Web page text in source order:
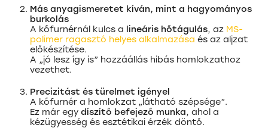
Más anyagismeretet kíván, mint a hagyományos
burkolás
A kőfurnérnál kulcs a lineáris hőtágulás, az MS-
polimer ragasztó helyes alkalmazása és az aljzat
előkészítése.
A „jó lesz így is” hozzáállás hibás homlokzathoz
vezethet.
Precizitást és türelmet igényel
A kőfurnér a homlokzat „látható szépsége”.
Ez már egy díszítő befejező munka, ahol a
kézügyesség és esztétikai érzék döntő.